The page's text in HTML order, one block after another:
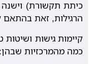
כיתת תקשורת)
הרגילות, זאת בהתאם
קיימות גישות ושיטות
כמה מהמרכזיות שבהן: